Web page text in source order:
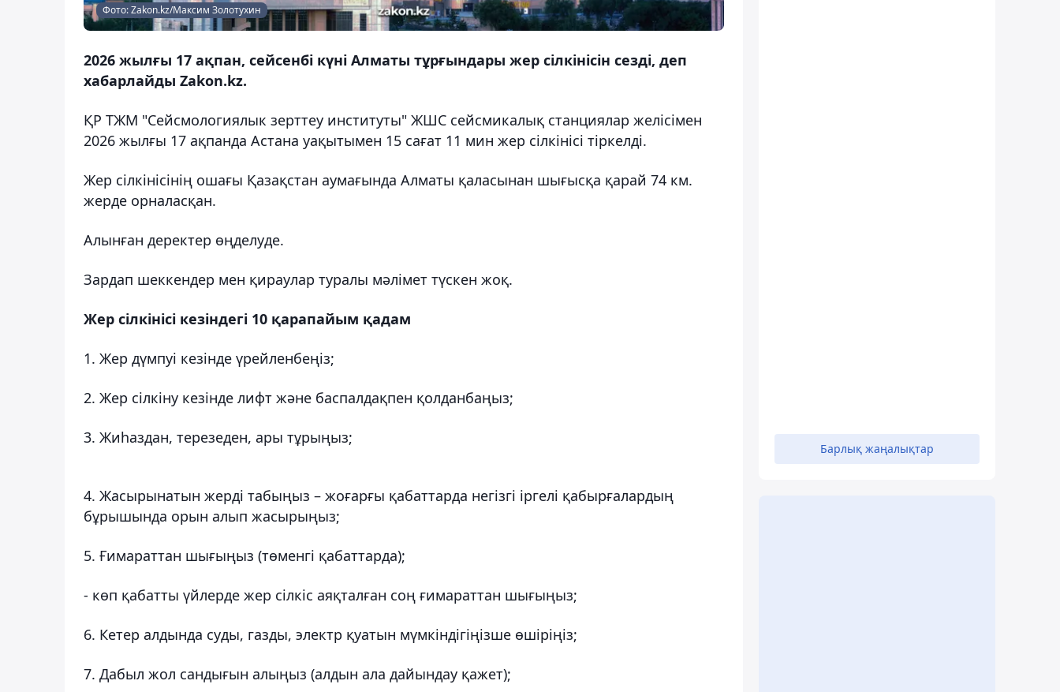
Фото: Zakon.kz/Максим Золотухин
2026 жылғы 17 ақпан, сейсенбі күні Алматы тұрғындары жер сілкінісін сезді, деп
хабарлайды Zakon.kz.
ҚР ТЖМ "Сейсмологиялык зерттеу институты" ЖШС сейсмикалық станциялар желісімен
2026 жылғы 17 ақпанда Астана уақытымен 15 сағат 11 мин жер сілкінісі тіркелді.
Жер сілкінісінің ошағы Қазақстан аумағында Алматы қаласынан шығысқа қарай 74 км.
жерде орналасқан.
Алынған деректер өңделуде.
Зардап шеккендер мен қираулар туралы мәлімет түскен жоқ.
Жер сілкінісі кезіндегі 10 қарапайым қадам
1. Жер дүмпуі кезінде үрейленбеңіз;
2. Жер сілкіну кезінде лифт және баспалдақпен қолданбаңыз;
3. Жиhаздан, терезеден, ары тұрыңыз;
4. Жасырынатын жерді табыңыз – жоғарғы қабаттарда негізгі іргелі қабырғалардың
бұрышында орын алып жасырыңыз;
5. Ғимараттан шығыңыз (төменгі қабаттарда);
- көп қабатты үйлерде жер сілкіс аяқталған соң ғимараттан шығыңыз;
6. Кетер алдында суды, газды, электр қуатын мүмкіндігіңізше өшіріңіз;
7. Дабыл жол сандығын алыңыз (алдын ала дайындау қажет);
Барлық жаңалықтар